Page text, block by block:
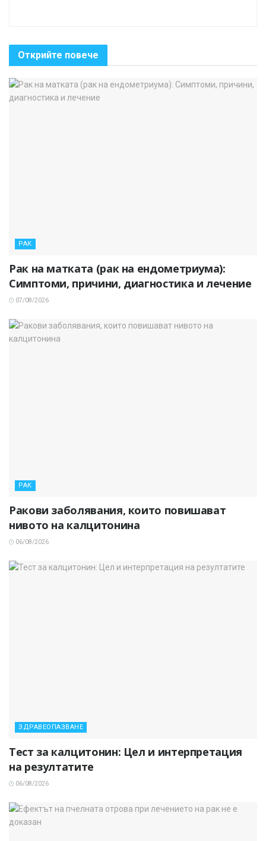
Открийте повече
РАК
Рак на матката (рак на ендометриума):
Симптоми, причини, диагностика и лечение
07/08/2026
РАК
Ракови заболявания, които повишават
нивото на калцитонина
06/08/2026
ЗДРАВЕОПАЗВАНЕ
Тест за калцитонин: Цел и интерпретация
на резултатите
06/08/2026